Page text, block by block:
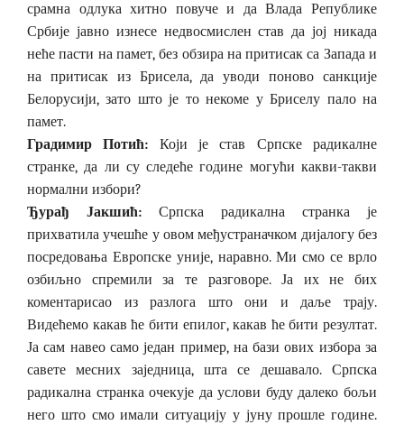
срамна одлука хитно повуче и да Влада Републике
Србије јавно изнесе недвосмислен став да јој никада
неће пасти на памет, без обзира на притисак са Запада и
на притисак из Брисела, да уводи поново санкције
Белорусији, зато што је то некоме у Бриселу пало на
памет.
Градимир Потић: Који је став Српске радикалне
странке, да ли су следеће године могући какви-такви
нормални избори?
Ђурађ Јакшић: Српска радикална странка је
прихватила учешће у овом међустраначком дијалогу без
посредовања Европске уније, наравно. Ми смо се врло
озбиљно спремили за те разговоре. Ја их не бих
коментарисао из разлога што они и даље трају.
Видећемо какав ће бити епилог, какав ће бити резултат.
Ја сам навео само један пример, на бази ових избора за
савете месних заједница, шта се дешавало. Српска
радикална странка очекује да услови буду далеко бољи
него што смо имали ситуацију у јуну прошле године.